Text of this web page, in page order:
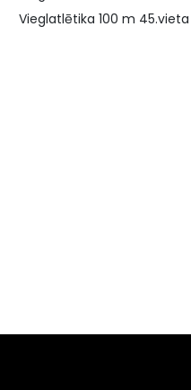
Vieglatlētika 100 m 45.vieta